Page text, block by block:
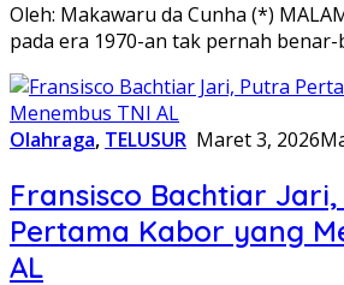
Oleh: Makawaru da Cunha (*)
pada era 1970-an tak pernah
Olahraga, TELUSUR Maret 3, 2026
Fransisco Bachtiar
Pertama Kabor yang
AL